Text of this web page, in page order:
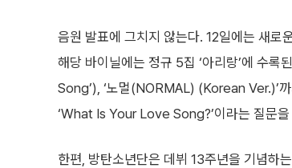
음원 발표에 그치지 않는다. 12일에는 새
해당 바이닐에는 정규 5집 ‘아리랑’에 수
Song’), ‘노멀(NORMAL) (Korean Ver.)’
‘What Is Your Love Song?’이라는 질문
한편, 방탄소년단은 데뷔 13주년을 기념하